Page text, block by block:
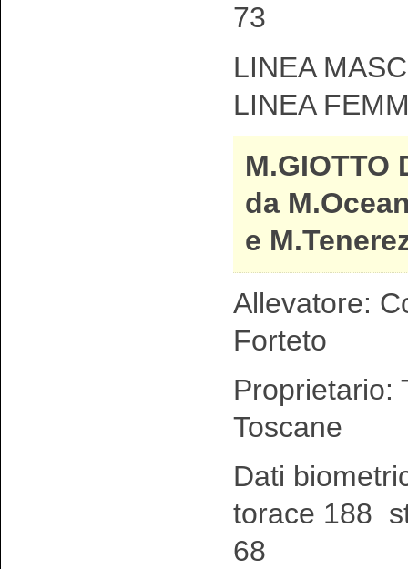
73
LINEA
LINEA
M.GIOTTO
da
e
Allevatore:
Forteto
Proprietario:
Toscane
Dati
torace 188
68